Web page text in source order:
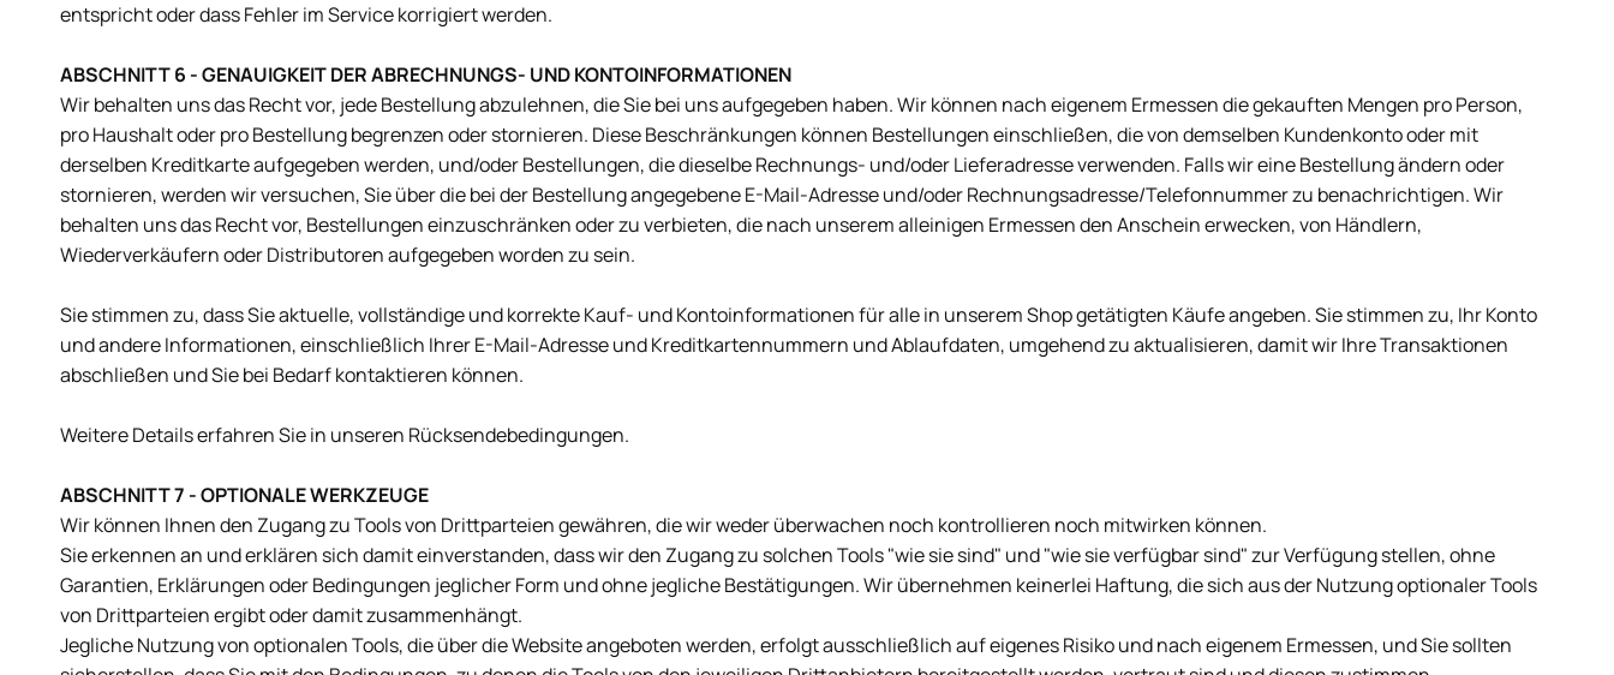
entspricht oder dass Fehler im Service korrigiert werden.
ABSCHNITT 6 - GENAUIGKEIT DER ABRECHNUNGS- UND KONTOINFORMATIONEN
Wir behalten uns das Recht vor, jede Bestellung abzulehnen, die Sie bei uns aufgegeben haben. Wir können nach eigenem Ermessen die gekauften Mengen pro Person,
pro Haushalt oder pro Bestellung begrenzen oder stornieren. Diese Beschränkungen können Bestellungen einschließen, die von demselben Kundenkonto oder mit
derselben Kreditkarte aufgegeben werden, und/oder Bestellungen, die dieselbe Rechnungs- und/oder Lieferadresse verwenden. Falls wir eine Bestellung ändern oder
stornieren, werden wir versuchen, Sie über die bei der Bestellung angegebene E-Mail-Adresse und/oder Rechnungsadresse/Telefonnummer zu benachrichtigen.Wir
behalten uns das Recht vor, Bestellungen einzuschränken oder zu verbieten, die nach unserem alleinigen Ermessen den Anschein erwecken, von Händlern,
Wiederverkäufern oder Distributoren aufgegeben worden zu sein.
Sie stimmen zu, dass Sie aktuelle, vollständige und korrekte Kauf- und Kontoinformationen für alle in unserem Shop getätigten Käufe angeben. Sie stimmen zu, Ihr Konto
und andere Informationen, einschließlich Ihrer E-Mail-Adresse und Kreditkartennummern und Ablaufdaten, umgehend zu aktualisieren, damit wir Ihre Transaktionen
abschließen und Sie bei Bedarf kontaktieren können.
Weitere Details erfahren Sie in unseren Rücksendebedingungen.
ABSCHNITT 7 - OPTIONALE WERKZEUGE
Wir können Ihnen den Zugang zu Tools von Drittparteien gewähren, die wir weder überwachen noch kontrollieren noch mitwirken können.
Sie erkennen an und erklären sich damit einverstanden, dass wir den Zugang zu solchen Tools "wie sie sind" und "wie sie verfügbar sind" zur Verfügung stellen, ohne
Garantien, Erklärungen oder Bedingungen jeglicher Form und ohne jegliche Bestätigungen. Wir übernehmen keinerlei Haftung, die sich aus der Nutzung optionaler Tools
von Drittparteien ergibt oder damit zusammenhängt.
Jegliche Nutzung von optionalen Tools, die über die Website angeboten werden, erfolgt ausschließlich auf eigenes Risiko und nach eigenem Ermessen, und Sie sollten